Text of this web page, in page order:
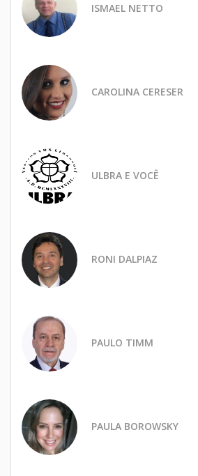
ISMAEL NETTO
CAROLINA CERESER
ULBRA E VOCÊ
RONI DALPIAZ
PAULO TIMM
PAULA BOROWSKY